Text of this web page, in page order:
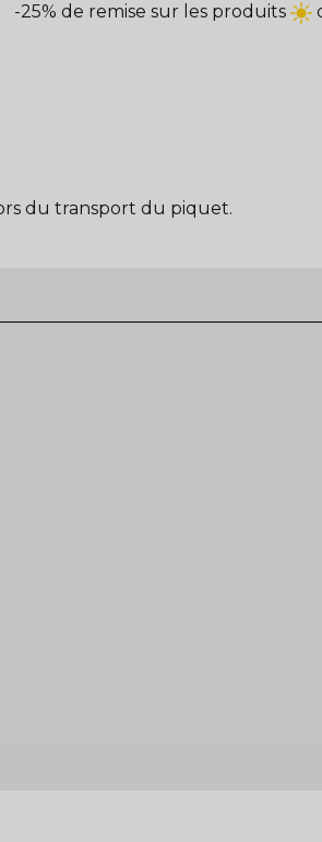
-25% de remise sur les produits
du transport du piquet.